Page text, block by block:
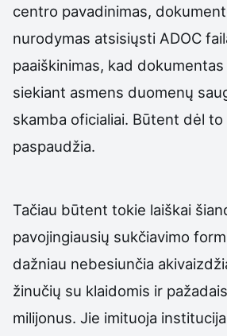
centro pavadinimas,
nurodymas atsisiųsti ADOC
paaiškinimas, kad
siekiant asmens duomenų
skamba oficialiai. Būtent dėl
paspaudžia.
Tačiau būtent tokie laiškai
pavojingiausių sukčiavimo
dažniau nebesiunčia
žinučių su klaidomis ir
milijonus. Jie imituoja